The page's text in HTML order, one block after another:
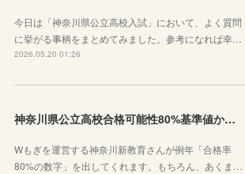
今日は「神奈川県公立高校入試」において、よく質問
に挙がる事柄をまとめてみました。参考になれば幸…
2026.05.20 01:26
神奈川県公立高校合格可能性80%基準値からわかること
Wもぎを運営する神奈川新教育さんが例年「合格率
80%の数字」を出してくれます。もちろん、あくま…